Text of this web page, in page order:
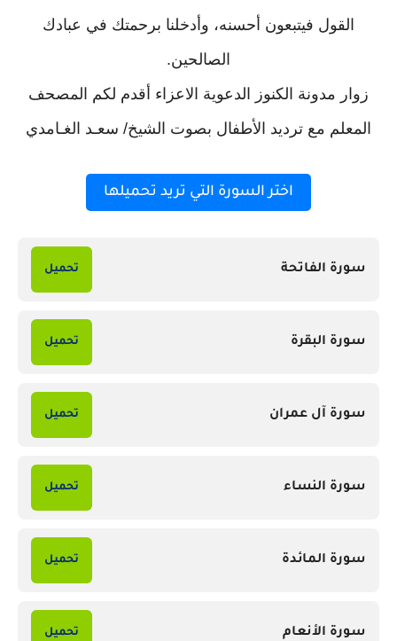
القول فيتبعون أحسنه، وأدخلنا برحمتك في عبادك
الصالحين.
زوار مدونة الكنوز الدعوية الاعزاء أقدم لكم المصحف
المعلم مع ترديد الأطفال بصوت الشيخ/ سعـد الغـامدي
اختر السورة التي تريد تحميلها
سورة الفاتحة تحميل
سورة البقرة تحميل
سورة آل عمران تحميل
سورة النساء تحميل
سورة المائدة تحميل
سورة الأنعام تحميل